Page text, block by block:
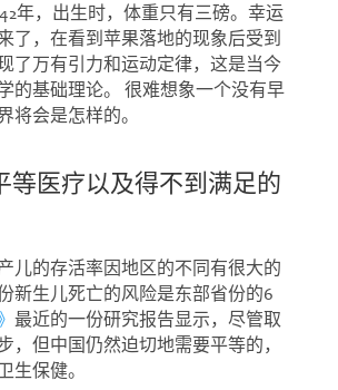
年，出生时，体重只有三磅。幸运
了，在看到苹果落地的现象后受到
了万有引力和运动定律，这是当今
的基础理论。 很难想象一个没有早
将会是怎样的。
等医疗以及得不到满足的
儿的存活率因地区的不同有很大的
新生儿死亡的风险是东部省份的6
最近的一份研究报告显示，尽管取
，但中国仍然迫切地需要平等的，
生保健。